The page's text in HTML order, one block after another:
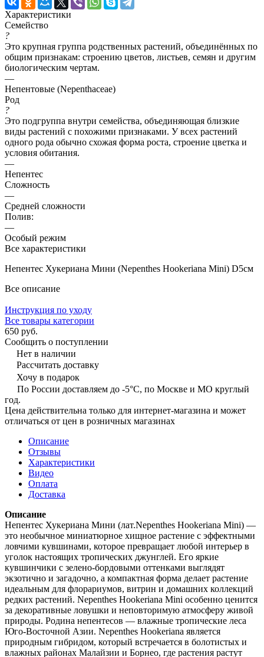
Характеристики
Семейство
?
Это крупная группа родственных растений, объединённых по
общим признакам: строению цветов, листьев, семян и другим
биологическим чертам.
—
Непентовые (Nepenthaceae)
Род
?
Это подгруппа внутри семейства, объединяющая близкие
виды растений с похожими признаками. У всех растений
одного рода обычно схожая форма роста, строение цветка и
условия обитания.
—
Непентес
Сложность
—
Средней сложности
Полив:
—
Особый режим
Все характеристики
Непентес Хукериана Мини (Nepenthes Hookeriana Mini) D5см
Все описание
Инструкция по уходу
Все товары категории
650 руб.
Сообщить о поступлении
Нет в наличии
Рассчитать доставку
Хочу в подарок
По России доставляем до -5°C, по Москве и МО круглый
год.
Цена действительна только для интернет-магазина и может
отличаться от цен в розничных магазинах
Описание
Отзывы
Характеристики
Видео
Оплата
Доставка
Описание
Непентес Хукериана Мини (лат.Nepenthes Hookeriana Mini) —
это необычное миниатюрное хищное растение с эффектными
ловчими кувшинами, которое превращает любой интерьер в
уголок настоящих тропических джунглей. Его яркие
кувшинчики с зелено-бордовыми оттенками выглядят
экзотично и загадочно, а компактная форма делает растение
идеальным для флорариумов, витрин и домашних коллекций
редких растений. Nepenthes Hookeriana Mini особенно ценится
за декоративные ловушки и неповторимую атмосферу живой
природы. Родина непентесов — влажные тропические леса
Юго-Восточной Азии. Nepenthes Hookeriana является
природным гибридом, который встречается в болотистых и
влажных районах Малайзии и Борнео, где растения растут